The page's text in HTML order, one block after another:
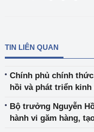
TIN LIÊN QUAN
Chính phủ chính
hồi và phát triển kinh
Bộ trưởng Nguyễn
hành vi găm hàng,